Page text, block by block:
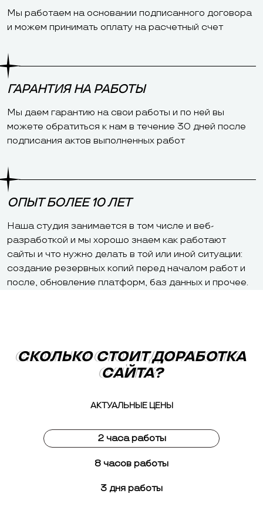
Мы работаем на основании подписанного договора
и можем принимать оплату на расчетный счет
ГАРАНТИЯ НА РАБОТЫ
Мы даем гарантию на свои работы и по ней вы
можете обратиться к нам в течение 30 дней после
подписания актов выполненных работ
ОПЫТ БОЛЕЕ 10 ЛЕТ
Наша студия занимается в том числе и веб-
разработкой и мы хорошо знаем как работают
сайты и что нужно делать в той или иной ситуации:
создание резервных копий перед началом работ и
после, обновление платформ, баз данных и прочее.
СКОЛЬКО СТОИТ ДОРАБОТКА
САЙТА?
СКОЛЬКО СТОИТ ДОРАБОТКА
САЙТА?
АКТУАЛЬНЫЕ ЦЕНЫ
2 часа работы
8 часов работы
3 дня работы